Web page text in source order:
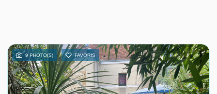
9 PHOTO(S) FAVORIS